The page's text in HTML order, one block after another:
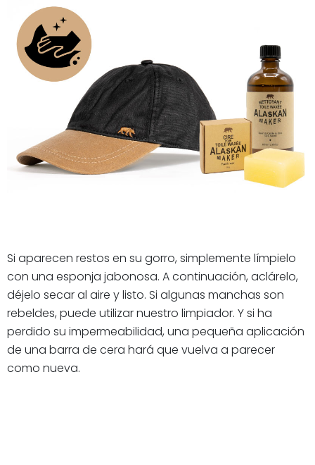
Si aparecen restos en su gorro, simplemente límpielo
con una esponja jabonosa. A continuación, aclárelo,
déjelo secar al aire y listo. Si algunas manchas son
rebeldes, puede utilizar nuestro limpiador. Y si ha
perdido su impermeabilidad, una pequeña aplicación
de una barra de cera hará que vuelva a parecer
como nueva.